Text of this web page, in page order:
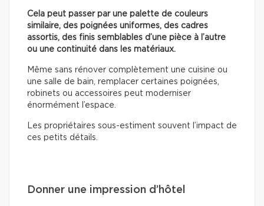
Cela peut passer par une palette de couleurs
similaire, des poignées uniformes, des cadres
assortis, des finis semblables d’une pièce à l’autre
ou une continuité dans les matériaux.
Même sans rénover complètement une cuisine ou
une salle de bain, remplacer certaines poignées,
robinets ou accessoires peut moderniser
énormément l’espace.
Les propriétaires sous-estiment souvent l’impact de
ces petits détails.
Donner une impression d’hôtel